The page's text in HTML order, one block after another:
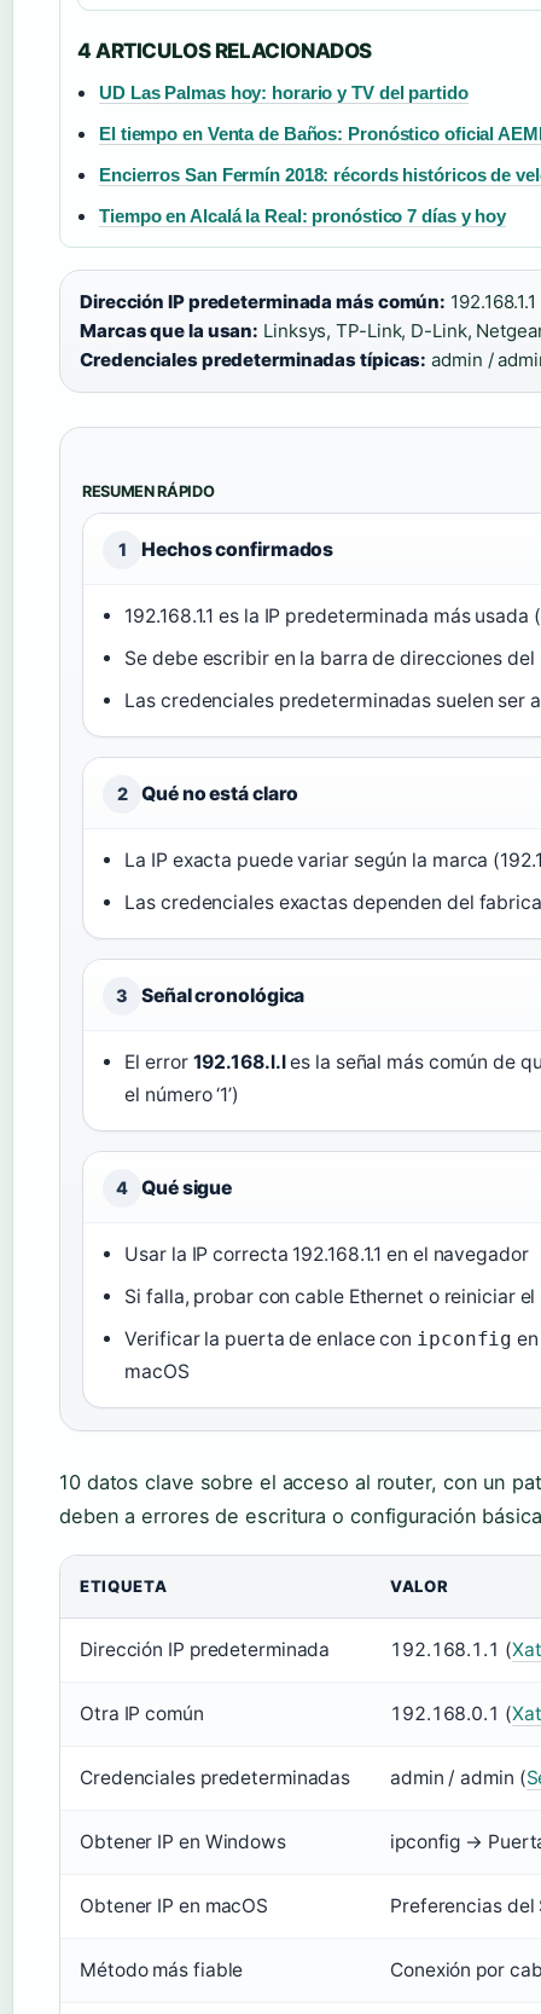
4 ARTICULOS RELACIONADOS
UD Las Palmas hoy: horario y TV del partido
El tiempo en Venta de Baños: Pronóstico oficial
Encierros San Fermín 2018: récords históricos de
Tiempo en Alcalá la Real: pronóstico 7 días y hoy
Dirección IP predeterminada más común: 192.168.1.1
Marcas que la usan: Linksys, TP-Link, D-Link,
Credenciales predeterminadas típicas: admin /
RESUMEN RÁPIDO
1 Hechos confirmados
192.168.1.1 es la IP predeterminada más usada (
Se debe escribir en la barra de direcciones
Las credenciales predeterminadas suelen ser
2 Qué no está claro
La IP exacta puede variar según la marca
Las credenciales exactas dependen del
3 Señal cronológica
El error 192.168.l.les la señal más común de
el número ‘1’)
4 Qué sigue
Usar la IP correcta 192.168.1.1 en el navegador
Si falla, probar con cable Ethernet o reiniciar
Verificar la puerta de enlace con ipconfig
macOS
10 datos clave sobre el acceso al router, con un
deben a errores de escritura o configuración
ETIQUETA VALOR
Dirección IP predeterminada 192.168.1.1 (
Otra IP común 192.168.0.1 (
Credenciales predeterminadas admin / admin (
Obtener IP en Windows ipconfig →
Obtener IP en macOS Preferencias del
Método más fiable Conexión por